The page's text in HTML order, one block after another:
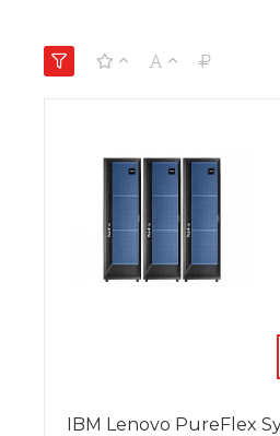
IBM Lenovo PureFlex